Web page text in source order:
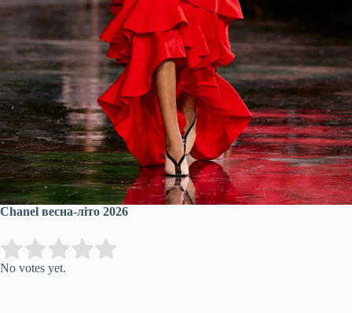
Chanel весна-літо 2026
Rate this item:
No votes yet.